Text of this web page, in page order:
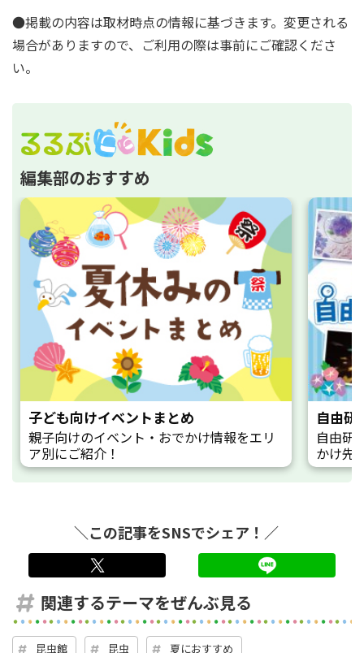
●掲載の内容は取材時点の情報に基づきます。変更される
場合がありますので、ご利用の際は事前にご確認くださ
い。
編集部のおすすめ
子ども向けイベントまとめ
親子向けのイベント・おでかけ情報をエリ
ア別にご紹介！
自由研
自由研
かけ先
＼この記事をSNSでシェア！／
関連するテーマをぜんぶ見る
昆虫館 昆虫 夏におすすめ